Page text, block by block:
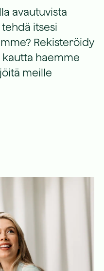
avautuvista
itsesi
Rekisteröidy
haemme
meille